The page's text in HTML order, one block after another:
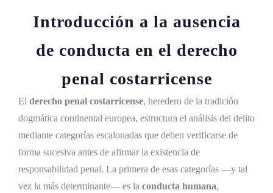
del delito
penal
El concepto negativo de acción y su función
Desarrollo histórico de la ausencia de
conducta
La codificación penal en Costa Rica
Introducción a la ausencia
de conducta en el derecho
penal costarricense
El derecho penal costarricense, heredero de la tradición
dogmática continental europea, estructura el análisis del delito
mediante categorías escalonadas que deben verificarse de
forma sucesiva antes de afirmar la existencia de
responsabilidad penal. La primera de esas categorías —y tal
vez la más determinante— es la conducta humana,